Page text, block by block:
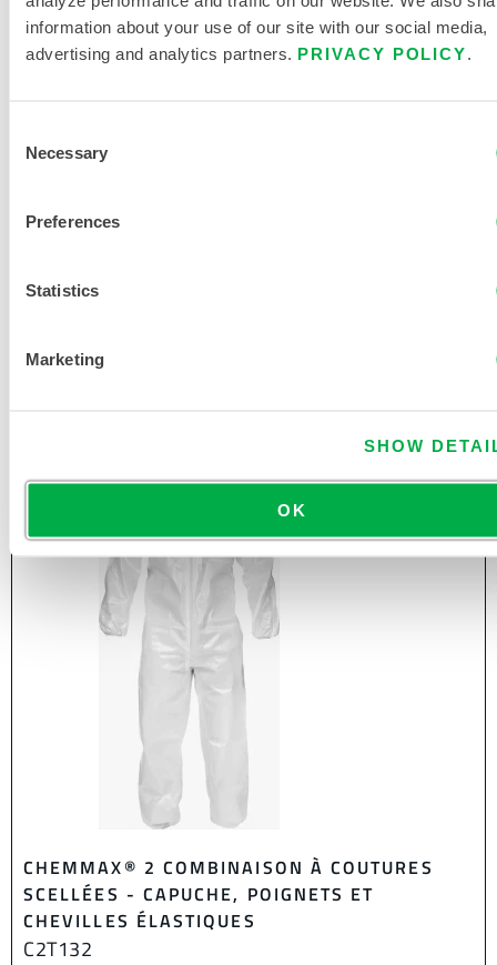
information about your use of our site with our social media,
advertising and analytics partners. PRIVACY POLICY
Selection
Necessary
Preferences
Statistics
Marketing
SHOW
OK
ÉLASTIQUES
modifier votre région en haut de la page.
CHEMMAX® 2 COMBINAISON À COUTURES
SCELLÉES - CAPUCHE, POIGNETS ET
CHEVILLES ÉLASTIQUES
C2T132